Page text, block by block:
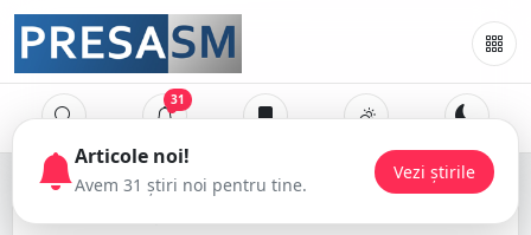
31
hotel Dacia